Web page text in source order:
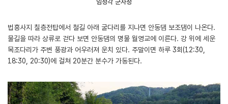
임청각 군자정
법흥사지 칠층전탑에서 철길 아래 굴다리를 지나면 안동댐 보조댐이 나온다.
물길을 따라 상류로 걷다 보면 안동댐의 명물 월영교에 이른다. 강 위에 세운
목조다리가 주변 풍광과 어우러져 운치 있다. 주말이면 하루 3회(12:30,
18:30, 20:30)에 걸쳐 20분간 분수가 가동된다.